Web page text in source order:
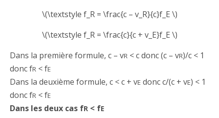
\(\textstyle f_R = \frac{c – v_R}{c}f_E \)
\(\textstyle f_R = \frac{c}{c + v_E}f_E \)
Dans la première formule, c – vR < c donc (c – vR)/c < 1
donc fR < fE
Dans la deuxième formule, c < c + vE donc c/(c + vE) < 1
donc fR < fE
Dans les deux cas fR < fE